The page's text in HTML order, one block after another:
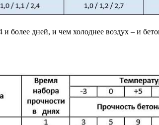
дней, и чем холоднее воздух – и